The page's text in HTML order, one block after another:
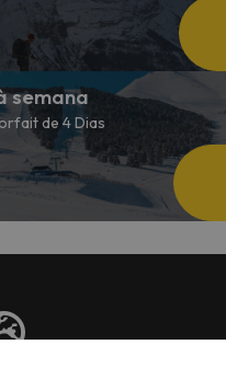
semana
de 4 Dias